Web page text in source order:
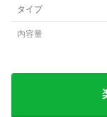
タイプ
内容量